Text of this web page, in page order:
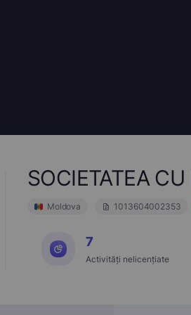
SOCIETATEA
Moldova 1013604002353
7
Activități nelicențiate